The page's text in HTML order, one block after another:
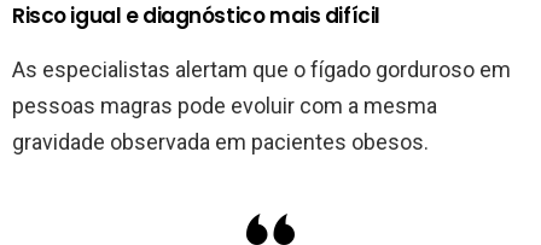
Risco igual e diagnóstico mais difícil
As especialistas alertam que o fígado gorduroso em
pessoas magras pode evoluir com a mesma
gravidade observada em pacientes obesos.